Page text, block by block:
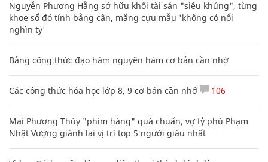
Nguyễn Phương Hằng sở hữu khối tài sản "siêu khủng", từng
khoe sổ đỏ tính bằng cân, mắng cựu mẫu 'không có nổi
nghìn tỷ'
Bảng công thức đạo hàm nguyên hàm cơ bản cần nhớ
Các công thức hóa học lớp 8, 9 cơ bản cần nhớ 106
Mai Phương Thúy "phím hàng" quá chuẩn, vợ tỷ phú Phạm
Nhật Vượng giành lại vị trí top 5 người giàu nhất